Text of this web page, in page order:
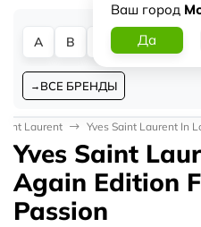
Ваш город
A B D
ВСЕ БРЕНДЫ
Laurent Yves Saint Laurent In
Yves Saint
Again Edition
Passion